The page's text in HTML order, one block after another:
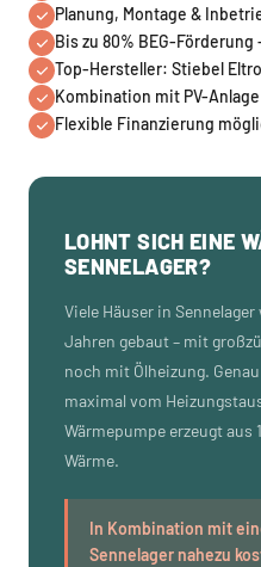
Planung, Montage &
Bis zu 80% BEG-
Top-Hersteller: Stiebel
Kombination mit PV-
Flexible Finanzierung
LOHNT SICH EINE
SENNELAGER?
Viele Häuser in
Jahren gebaut – mit
noch mit Ölheizung.
maximal vom
Wärmepumpe erzeugt aus
Wärme.
In Kombination mit
Sennelager nahezu